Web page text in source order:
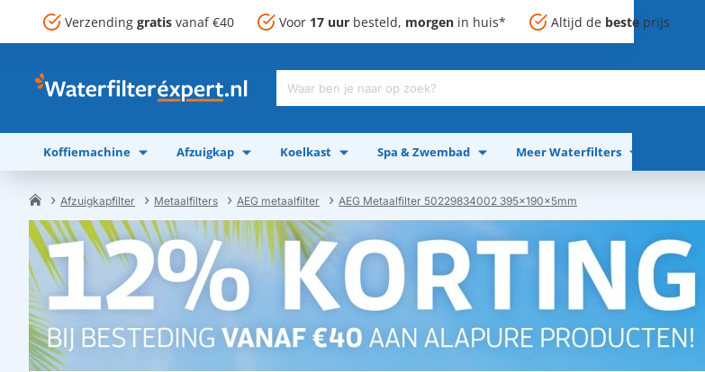
Verzending gratis vanaf €40 Voor 17 uur besteld, morgen in huis* Altijd de beste prijs
Waar
je
naar
op
Koffiemachine Afzuigkap Koelkast Spa & Zwembad Meer Waterfilters
Afzuigkapfilter Metaalfilters AEG metaalfilter AEG Metaalfilter 50229834002 395x190x5mm